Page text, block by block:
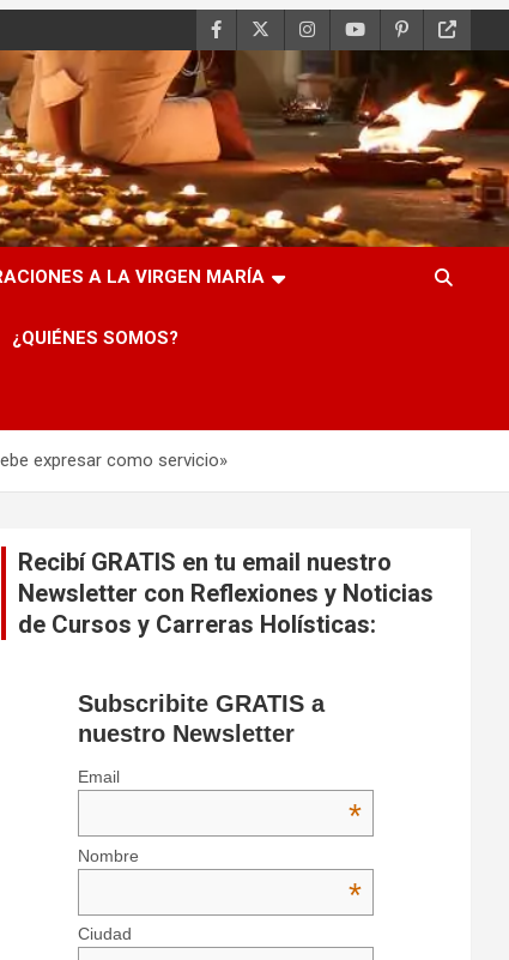
A LA VIRGEN MARÍA
¿QUIÉNES SOMOS?
expresar como servicio»
Recibí GRATIS en tu email nuestro
Newsletter con Reflexiones y Noticias
de Cursos y Carreras Holísticas:
Subscribite GRATIS a
nuestro Newsletter
Email
*
Nombre
*
Ciudad